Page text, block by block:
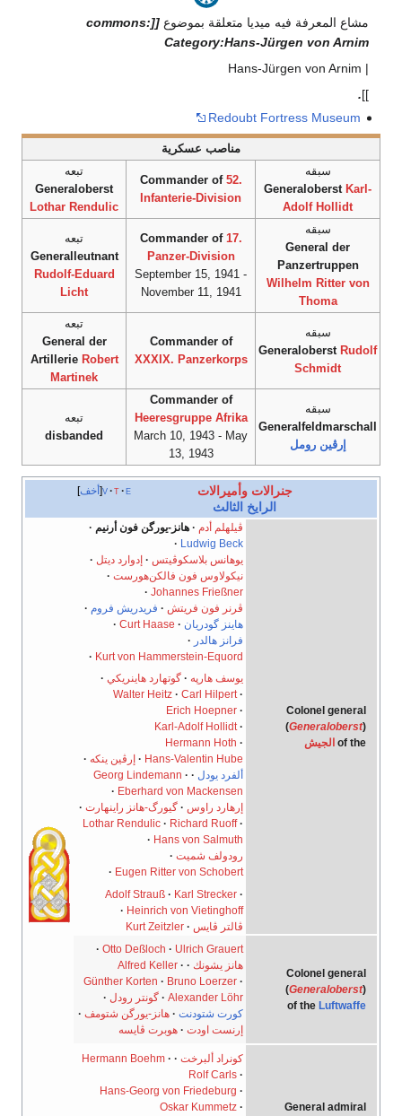
مشاع المعرفة فيه ميديا متعلقة بموضوع
[[commons:
Category:Hans-Jürgen von Arnim
| Hans-Jürgen von Arnim
]]
.
Redoubt Fortress Museum
مناصب عسكرية
سبقه
Generaloberst Karl-
Adolf Hollidt
Commander of 52.
Infanterie-Division
تبعه
Generaloberst
Lothar Rendulic
سبقه
General der
Panzertruppen
Wilhelm Ritter von
Thoma
Commander of 17.
Panzer-Division
September 15, 1941 -
November 11, 1941
تبعه
Generalleutnant
Rudolf-Eduard
Licht
سبقه
Generaloberst Rudolf
Schmidt
Commander of
XXXIX. Panzerkorps
تبعه
General der
Artillerie Robert
Martinek
سبقه
Generalfeldmarschall
إرڤين رومل
Commander of
Heeresgruppe Afrika
March 10, 1943 - May
13, 1943
تبعه
disbanded
أخف v t e جنرالات وأميرالات
الرايخ الثالث
Colonel general
(
Generaloberst
)
of the الجيش
ڤيلهلم أدم · هانز-يورگن فون أرنيم ·
Ludwig Beck
·
يوهانس بلاسكوڤيتس · إدوارد ديتل ·
نيكولاوس فون فالكن‌هورست ·
Johannes Frießner
·
ڤرنر فون فريتش · فريدريش فروم ·
هاينز گودريان ·
Curt Haase
·
فرانز هالدر ·
Kurt von Hammerstein-Equord
·
يوسف هارپه · گوتهارد هاينريكي ·
Walter Heitz · Carl Hilpert ·
Erich Hoepner ·
Karl-Adolf Hollidt ·
Hermann Hoth ·
Hans-Valentin Hube
· إرڤين ينكه ·
ألفرد يودل ·
Georg Lindemann ·
Eberhard von Mackensen
·
إرهارد راوس · گيورگ-هانز راينهارت ·
Lothar Rendulic · Richard Ruoff ·
Hans von Salmuth
·
رودولف شميت ·
Eugen Ritter von Schobert
·
Adolf Strauß · Karl Strecker ·
Heinrich von Vietinghoff
·
ڤالتر ڤايس ·
Kurt Zeitzler
Colonel general
(
Generaloberst
)
of the Luftwaffe
Otto Deßloch · Ulrich Grauert
·
هانز يشونك ·
Alfred Keller ·
Günther Korten · Bruno Loerzer ·
Alexander Löhr
· گونتر رودل ·
كورت شتودنت · هانز-يورگن شتومف ·
إرنست اودت · هوبرت ڤايسه
General admiral
كونراد ألبرخت ·
Hermann Boehm ·
Rolf Carls ·
Hans-Georg von Friedeburg ·
Oskar Kummetz ·